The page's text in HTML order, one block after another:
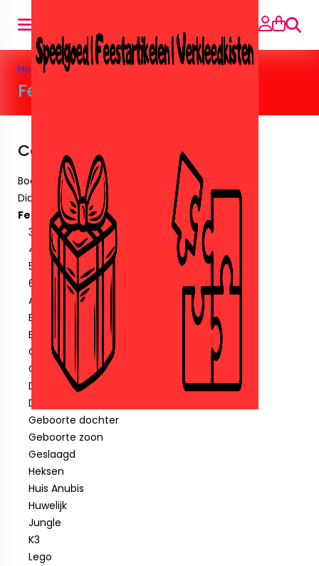
Search
Home » Feestartikelen
Feestartikelen
Categories
Boeken
Diamant paintingen.
Feestartikelen
30 Jaar
40 jaar
50 jaar
60 jaar
Amika
Ballonnen
Blauwe piraat
Cars
Clown
Diverse feestartikelen
Donald Duck
Geboorte dochter
Geboorte zoon
Geslaagd
Heksen
Huis Anubis
Huwelijk
Jungle
K3
Lego